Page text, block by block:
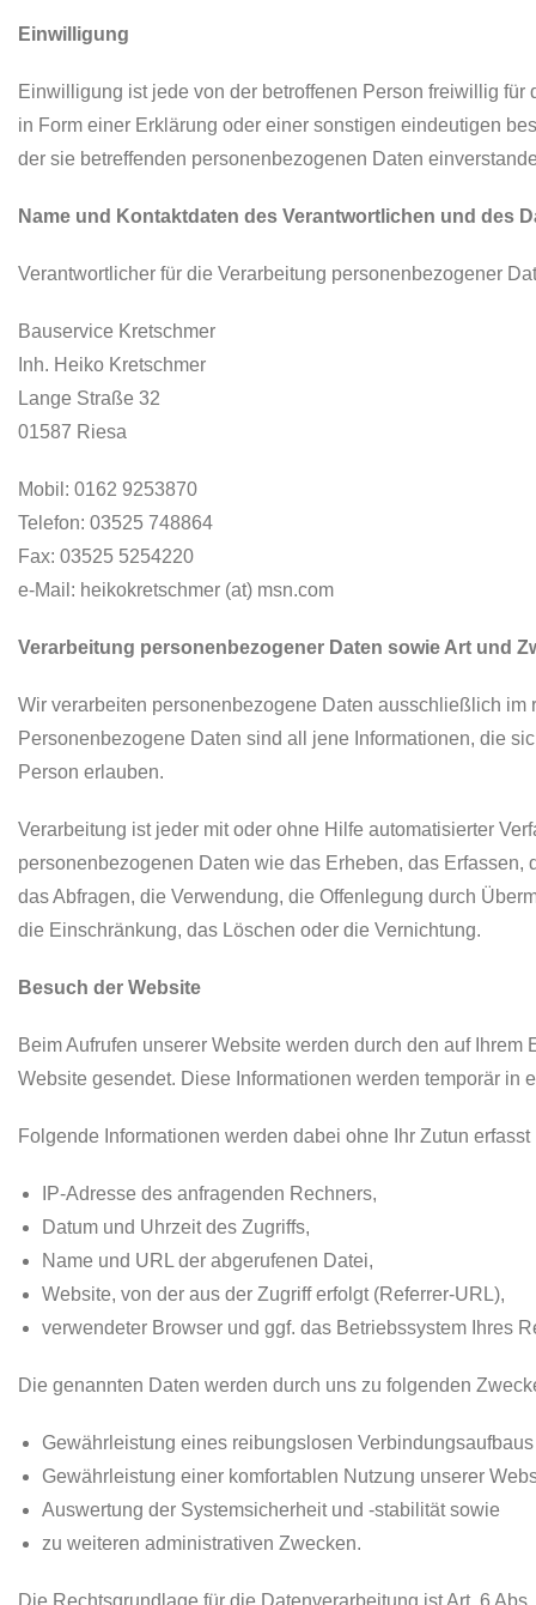
Einwilligung
Einwilligung ist jede von der betroffenen Person freiwillig
in Form einer Erklärung oder einer sonstigen eindeutigen
der sie betreffenden personenbezogenen Daten
Name und Kontaktdaten des Verantwortlichen und des
Verantwortlicher für die Verarbeitung personenbezogener
Bauservice Kretschmer
Inh. Heiko Kretschmer
Lange Straße 32
01587 Riesa
Mobil: 0162 9253870
Telefon: 03525 748864
Fax: 03525 5254220
e-Mail: heikokretschmer (at) msn.com
Verarbeitung personenbezogener Daten sowie Art und
Wir verarbeiten personenbezogene Daten ausschließlich
Personenbezogene Daten sind all jene Informationen, die
Person erlauben.
Verarbeitung ist jeder mit oder ohne Hilfe automatisierter
personenbezogenen Daten wie das Erheben, das
das Abfragen, die Verwendung, die Offenlegung durch
die Einschränkung, das Löschen oder die Vernichtung.
Besuch der Website
Beim Aufrufen unserer Website werden durch den auf
Website gesendet. Diese Informationen werden temporär in
Folgende Informationen werden dabei ohne Ihr Zutun
IP-Adresse des anfragenden Rechners,
Datum und Uhrzeit des Zugriffs,
Name und URL der abgerufenen Datei,
Website, von der aus der Zugriff erfolgt (Referrer-URL),
verwendeter Browser und ggf. das Betriebssystem Ihres
Die genannten Daten werden durch uns zu folgenden
Gewährleistung eines reibungslosen
Gewährleistung einer komfortablen Nutzung unserer
Auswertung der Systemsicherheit und -stabilität sowie
zu weiteren administrativen Zwecken.
Die Rechtsgrundlage für die Datenverarbeitung ist Art. 6